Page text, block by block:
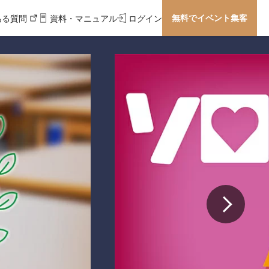
質問 資料・マニュアル ログイン 無料でイベント集客